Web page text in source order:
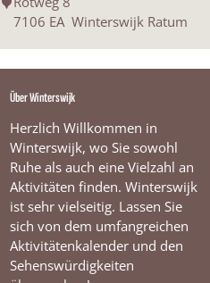
7106 EA Winterswijk Ratum
Über Winterswijk
Herzlich Willkommen in
Winterswijk, wo Sie sowohl
Ruhe als auch eine Vielzahl an
Aktivitäten finden. Winterswijk
ist sehr vielseitig. Lassen Sie
sich von dem umfangreichen
Aktivitätenkalender und den
Sehenswürdigkeiten